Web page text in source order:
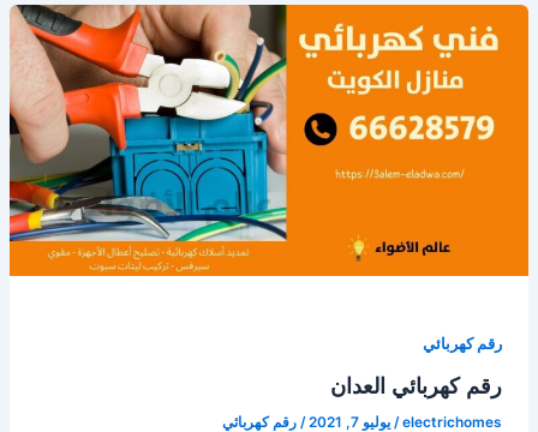
رقم كهربائي
رقم كهربائي العدان
electrichomes
/ يوليو 7, 2021 / رقم كهربائي